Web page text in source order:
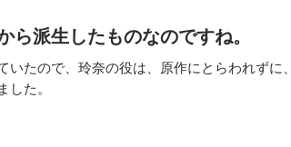
ら派生したものなのですね。
たので、玲奈の役は、原作にとらわれずに
た。